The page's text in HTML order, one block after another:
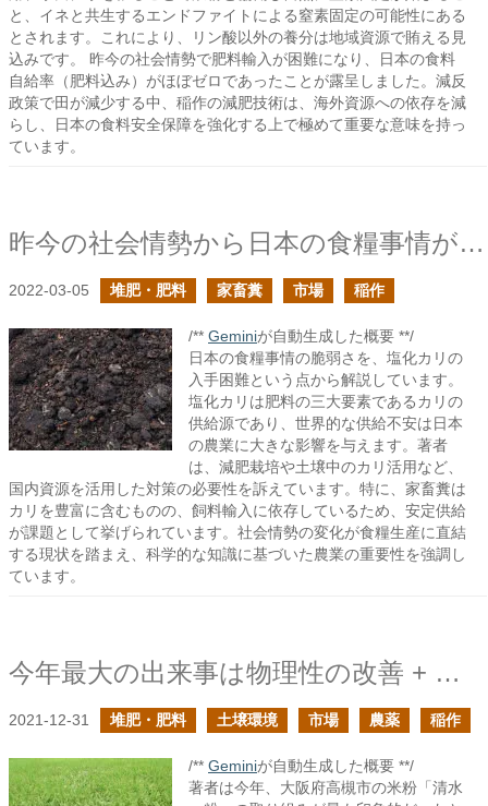
と、イネと共生するエンドファイトによる窒素固定の可能性にある
とされます。これにより、リン酸以外の養分は地域資源で賄える見
込みです。 昨今の社会情勢で肥料輸入が困難になり、日本の食料
自給率（肥料込み）がほぼゼロであったことが露呈しました。減反
政策で田が減少する中、稲作の減肥技術は、海外資源への依存を減
らし、日本の食料安全保障を強化する上で極めて重要な意味を持っ
ています。
昨今の社会情勢から日本の食糧事情が如何に脆弱かを痛感する
2022-03-05 堆肥・肥料 家畜糞 市場 稲作
/** Geminiが自動生成した概要 **/
日本の食糧事情の脆弱さを、塩化カリの
入手困難という点から解説しています。
塩化カリは肥料の三大要素であるカリの
供給源であり、世界的な供給不安は日本
の農業に大きな影響を与えます。著者
は、減肥栽培や土壌中のカリ活用など、
国内資源を活用した対策の必要性を訴えています。特に、家畜糞は
カリを豊富に含むものの、飼料輸入に依存しているため、安定供給
が課題として挙げられています。社会情勢の変化が食糧生産に直結
する現状を踏まえ、科学的な知識に基づいた農業の重要性を強調し
ています。
今年最大の出来事は物理性の改善 + レンゲ + 中干しなしの稲作によるインパクトを感じたこと
2021-12-31 堆肥・肥料 土壌環境 市場 農薬 稲作
/** Geminiが自動生成した概要 **/
著者は今年、大阪府高槻市の米粉「清水